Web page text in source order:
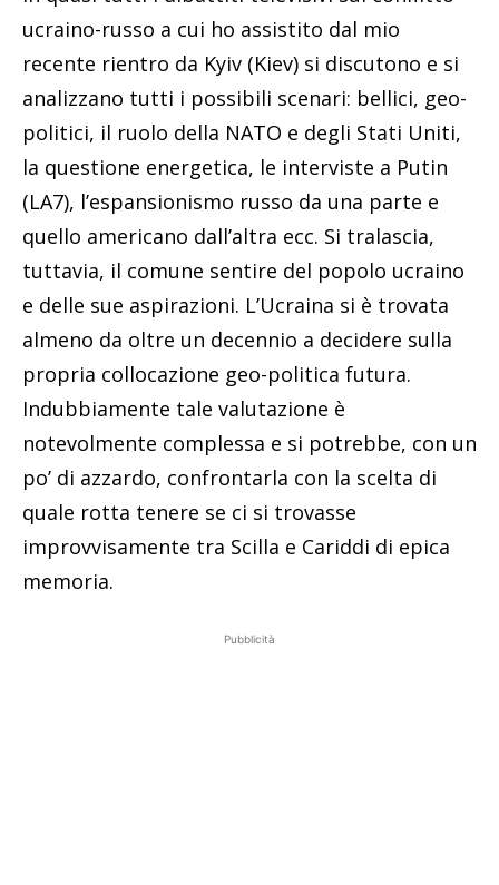
ucraino-russo a cui ho assistito dal mio
recente rientro da Kyiv (Kiev) si discutono e si
analizzano tutti i possibili scenari: bellici, geo-
politici, il ruolo della NATO e degli Stati Uniti,
la questione energetica, le interviste a Putin
(LA7), l’espansionismo russo da una parte e
quello americano dall’altra ecc. Si tralascia,
tuttavia, il comune sentire del popolo ucraino
e delle sue aspirazioni. L’Ucraina si è trovata
almeno da oltre un decennio a decidere sulla
propria collocazione geo-politica futura.
Indubbiamente tale valutazione è
notevolmente complessa e si potrebbe, con un
po’ di azzardo, confrontarla con la scelta di
quale rotta tenere se ci si trovasse
improvvisamente tra Scilla e Cariddi di epica
memoria.
Pubblicità